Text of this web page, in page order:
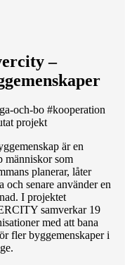
–
och-bo #kooperation
projekt
är en
människor som
planerar, låter
och senare använder en
I projektet
samverkar 19
med att bana
fler byggemenskaper i